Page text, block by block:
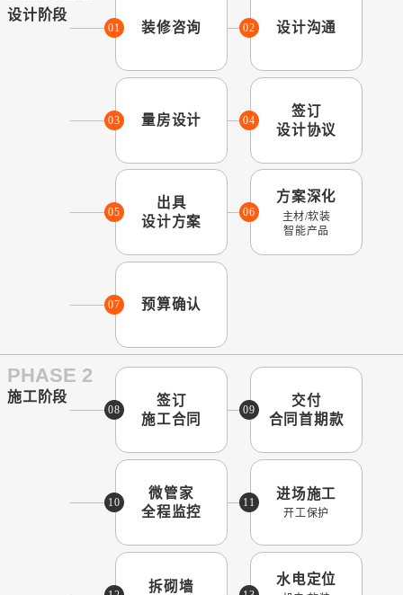
设计阶段
01 装修咨询 02 设计沟通
03 量房设计 04
签订
设计协议
05
出具
设计方案
06
方案深化
主材/软装
智能产品
07 预算确认
PHASE 2
施工阶段
08
签订
施工合同
09
交付
合同首期款
10
微管家
全程监控
11
进场施工
开工保护
拆砌墙 水电定位